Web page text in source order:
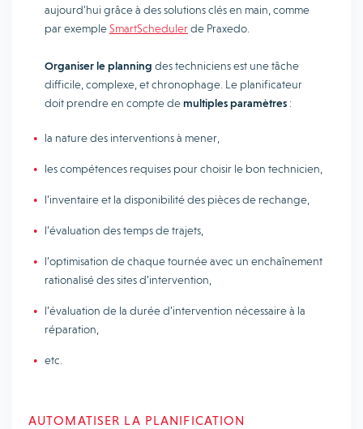
aujourd’hui grâce à des solutions clés en main, comme
par exempleSmartSchedulerde Praxedo.
Organiser le planning des techniciens est une tâche
difficile, complexe, et chronophage. Le planificateur
doit prendre en compte demultiples paramètres :
la nature des interventions à mener,
les compétences requises pour choisir le bon technicien,
l’inventaire et la disponibilité des pièces de rechange,
l’évaluation des temps de trajets,
l’optimisation de chaque tournée avec un enchaînement
rationalisé des sites d’intervention,
l’évaluation de la durée d’intervention nécessaire à la
réparation,
etc.
AUTOMATISER LA PLANIFICATION